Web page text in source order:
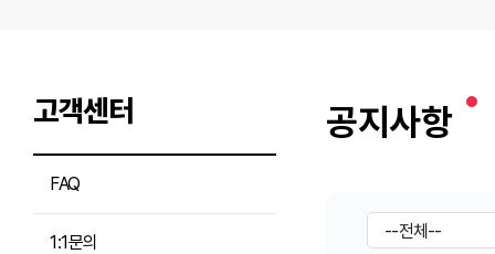
고객센터
FAQ
1:1문의
공지사항